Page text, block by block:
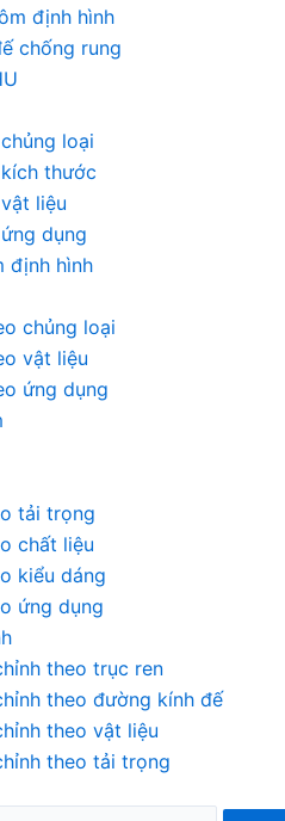
định hình
chống rung
loại
thước
liệu
dụng
định hình
chủng loại
vật liệu
ứng dụng
tải trọng
chất liệu
kiểu dáng
ứng dụng
theo trục ren
theo đường kính đế
theo vật liệu
theo tải trọng